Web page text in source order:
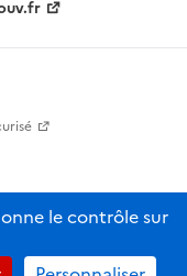
site sont sous licence
le contrôle sur